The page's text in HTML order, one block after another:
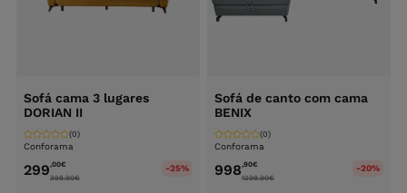
Sofá cama 3 lugares
DORIAN II
Conforama
(0)
299,00€
398.90€
-25%
Sofá de canto com cama
BENIX
Conforama
(0)
998,90€
1298.90€
-20%